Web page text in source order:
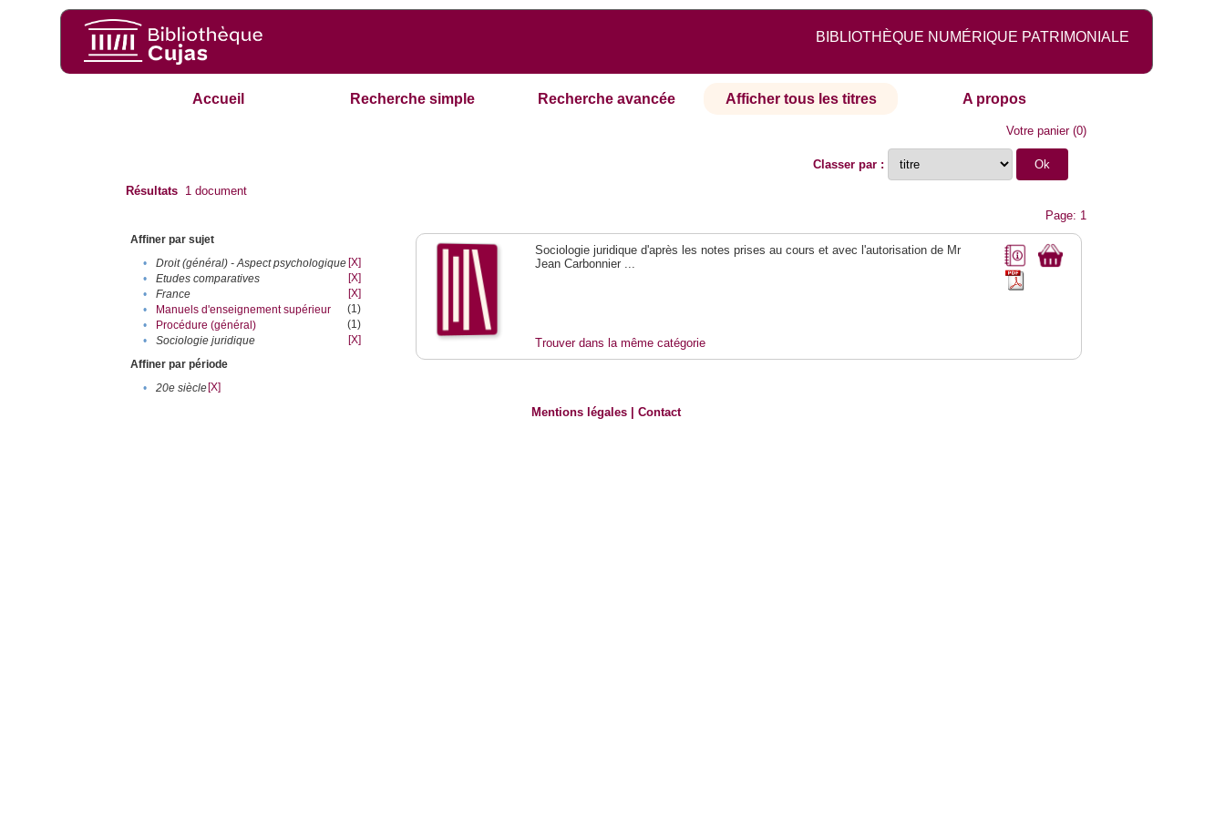
BIBLIOTHÈQUE NUMÉRIQUE PATRIMONIALE
Accueil Recherche simple Recherche avancée Afficher tous les titres A propos
Votre panier(0)
Classer par :
Résultats 1 document
Page: 1
Affiner par sujet
•
Droit (général) - Aspect psychologique [X]
•
Etudes comparatives
[X]
•
France
[X]
•
Manuels d'enseignement supérieur
(1)
•
Procédure (général)
(1)
•
Sociologie juridique
[X]
Affiner par période
•
20e siècle[X]
Sociologie juridique d'après les notes prises au cours et avec l'autorisation de Mr
Jean Carbonnier ...
Trouver dans la même catégorie
Mentions légales |Contact